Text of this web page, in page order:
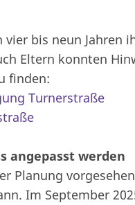
bis neun Jahren
Eltern konnten
finden:
Turnerstraße
angepasst werden
Planung
Im September